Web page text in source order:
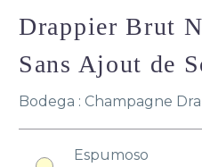
Drappier Brut
Sans Ajout de
Bodega : Champagne
Espumoso